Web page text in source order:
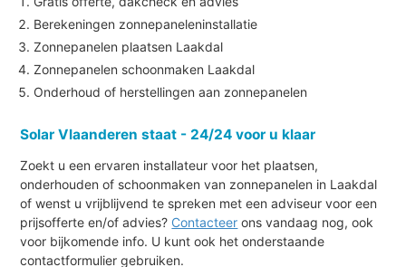
Berekeningen zonnepaneleninstallatie
Zonnepanelen plaatsen Laakdal
Zonnepanelen schoonmaken Laakdal
Onderhoud of herstellingen aan zonnepanelen
Solar Vlaanderen staat - 24/24 voor u klaar
Zoekt u een ervaren installateur voor het plaatsen,
onderhouden of schoonmaken van zonnepanelen in Laakdal
of wenst u vrijblijvend te spreken met een adviseur voor een
prijsofferte en/of advies? Contacteer ons vandaag nog, ook
voor bijkomende info. U kunt ook het onderstaande
contactformulier gebruiken.